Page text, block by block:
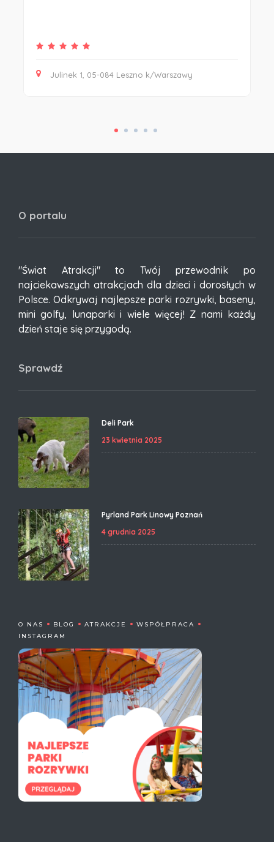
Julinek 1, 05-084 Leszno k/Warszawy
O portalu
"Świat Atrakcji" to Twój przewodnik po
najciekawszych atrakcjach dla dzieci i dorosłych w
Polsce. Odkrywaj najlepsze parki rozrywki, baseny,
mini golfy, lunaparki i wiele więcej! Z nami każdy
dzień staje się przygodą.
Sprawdź
Deli Park
23 kwietnia 2025
Pyrland Park Linowy Poznań
4 grudnia 2025
O NAS BLOG ATRAKCJE
WSPÓŁPRACA
INSTAGRAM